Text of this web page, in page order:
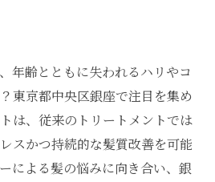
年齢とともに失われるハリやコ
東京都中央区銀座で注目を集め
は、従来のトリートメントでは
スかつ持続的な髪質改善を可能
による髪の悩みに向き合い、銀